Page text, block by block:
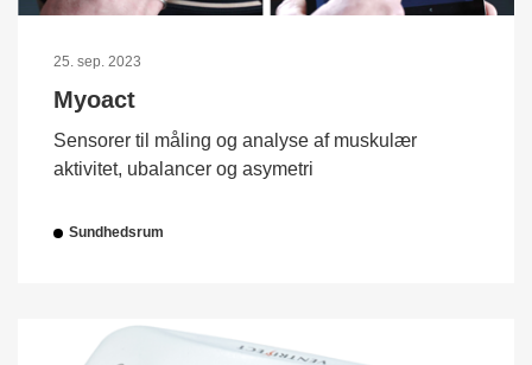
25. sep. 2023
Myoact
Sensorer til måling og analyse af muskulær
aktivitet, ubalancer og asymetri
Sundhedsrum